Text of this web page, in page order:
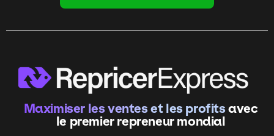
Maximiser les ventes et les profitsavec
le premier repreneur mondial